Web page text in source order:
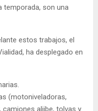
temporada, son una
estos trabajos, el
ha desplegado en
(motoniveladoras,
camiones aljibe, tolvas y